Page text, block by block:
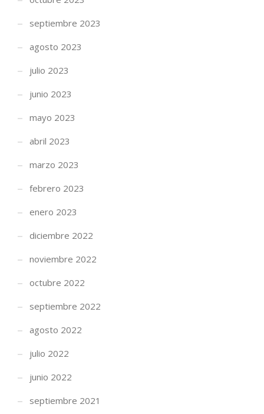
septiembre 2023
agosto 2023
julio 2023
junio 2023
mayo 2023
abril 2023
marzo 2023
febrero 2023
enero 2023
diciembre 2022
noviembre 2022
octubre 2022
septiembre 2022
agosto 2022
julio 2022
junio 2022
septiembre 2021